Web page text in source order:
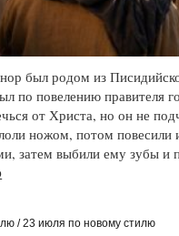
был родом из
по повелению правителя
от Христа, но он не
ножом, потом повесили
затем выбили ему зубы и
/ 23 июля по новому стилю